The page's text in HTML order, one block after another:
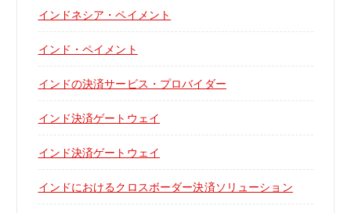
インドネシア・ペイメント
インド・ペイメント
インドの決済サービス・プロバイダー
インド決済ゲートウェイ
インド決済ゲートウェイ
インドにおけるクロスボーダー決済ソリューション